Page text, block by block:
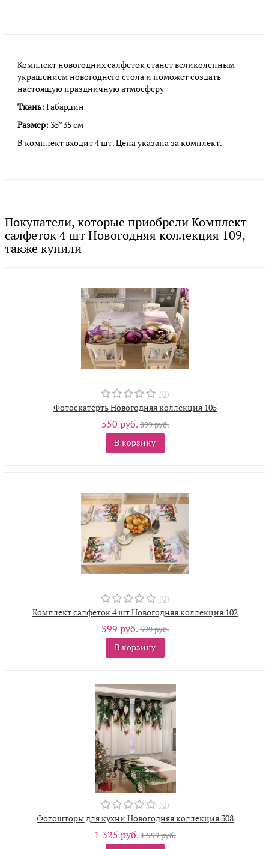
Комплект новогодних салфеток станет великолепным
украшением новогоднего стола и поможет создать
настоящую праздничную атмосферу
Ткань: Габардин
Размер: 35*35 см
В комплект входит 4 шт. Цена указана за комплект.
Покупатели, которые приобрели Комплект
салфеток 4 шт Новогодняя коллекция 109,
также купили
(0)
Фотоскатерть Новогодняя коллекция 105
550 руб.899 руб.
В корзину
(0)
Комплект салфеток 4 шт Новогодняя коллекция 102
399 руб.599 руб.
В корзину
(0)
Фотошторы для кухни Новогодняя коллекция 308
1 325 руб.1 999 руб.